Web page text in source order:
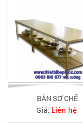
BÀN SƠ CHẾ
Giá: Liên hệ